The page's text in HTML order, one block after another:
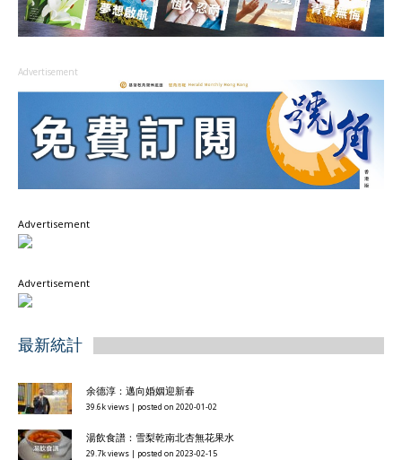
Advertisement
Advertisement
Advertisement
最新統計
余德淳：邁向婚姻迎新春
39.6k views | posted on 2020-01-02
湯飲食譜：雪梨乾南北杏無花果水
29.7k views | posted on 2023-02-15